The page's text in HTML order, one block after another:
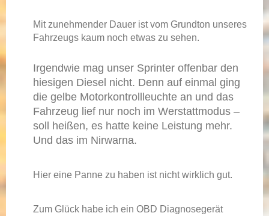
Mit zunehmender Dauer ist vom Grundton unseres
Fahrzeugs kaum noch etwas zu sehen.
Irgendwie mag unser Sprinter offenbar den
hiesigen Diesel nicht. Denn auf einmal ging
die gelbe Motorkontrollleuchte an und das
Fahrzeug lief nur noch im Werstattmodus –
soll heißen, es hatte keine Leistung mehr.
Und das im Nirwarna.
Hier eine Panne zu haben ist nicht wirklich gut.
Zum Glück habe ich ein OBD Diagnosegerät